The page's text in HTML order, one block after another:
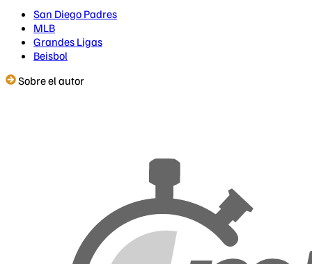
San Diego Padres
MLB
Grandes Ligas
Beisbol
Sobre el autor